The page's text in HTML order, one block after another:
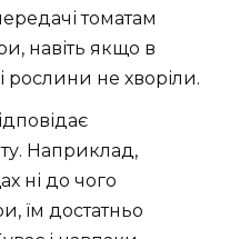
томатам
навіть якщо в
рослини не хворіли.
Наприклад,
ні до чого
їм достатньо